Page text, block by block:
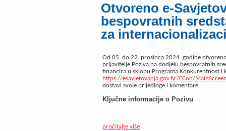
Otvoreno e-
bespovratnih
za
Od 05. do 22. prosinca 2024. godine
prijavitelje Poziva na dodjelu bespovratnih
financira u sklopu Programa Konkurentnost i
https://esavjetovanja.gov.hr/ECon/
dostavi svoje prijedloge i komentare.
Ključne informacije o Pozivu
pročitajte više